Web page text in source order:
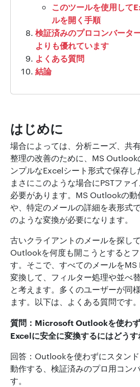
このツールを使用して
ルを開く手順
検証済みのプロコンバータ
よりも優れています
よくある質問
結論
はじめに
場合によっては、分析ニーズ、共
整理の改善のために、MS Outlook
ンプルなExcelシート形式で保存し
まさにこのような場合にPSTファ
必要があります。MS Outlookの動
や、特定のメールの詳細を表形式
のような変換が必要になります。
古いクライアントのメールを探し
Outlookを何度も開こうとすると
す。そこで、すべてのメールを
変換して、フィルター処理や並べ
と考えます。多くのユーザーが同
ます。以下は、よくある質問です。
質問：Microsoft Outlookを使わ
Excelに安全に変換するにはどうす
回答：Outlookを使わずにスタン
動作する、検証済みのプロ用コン
す。